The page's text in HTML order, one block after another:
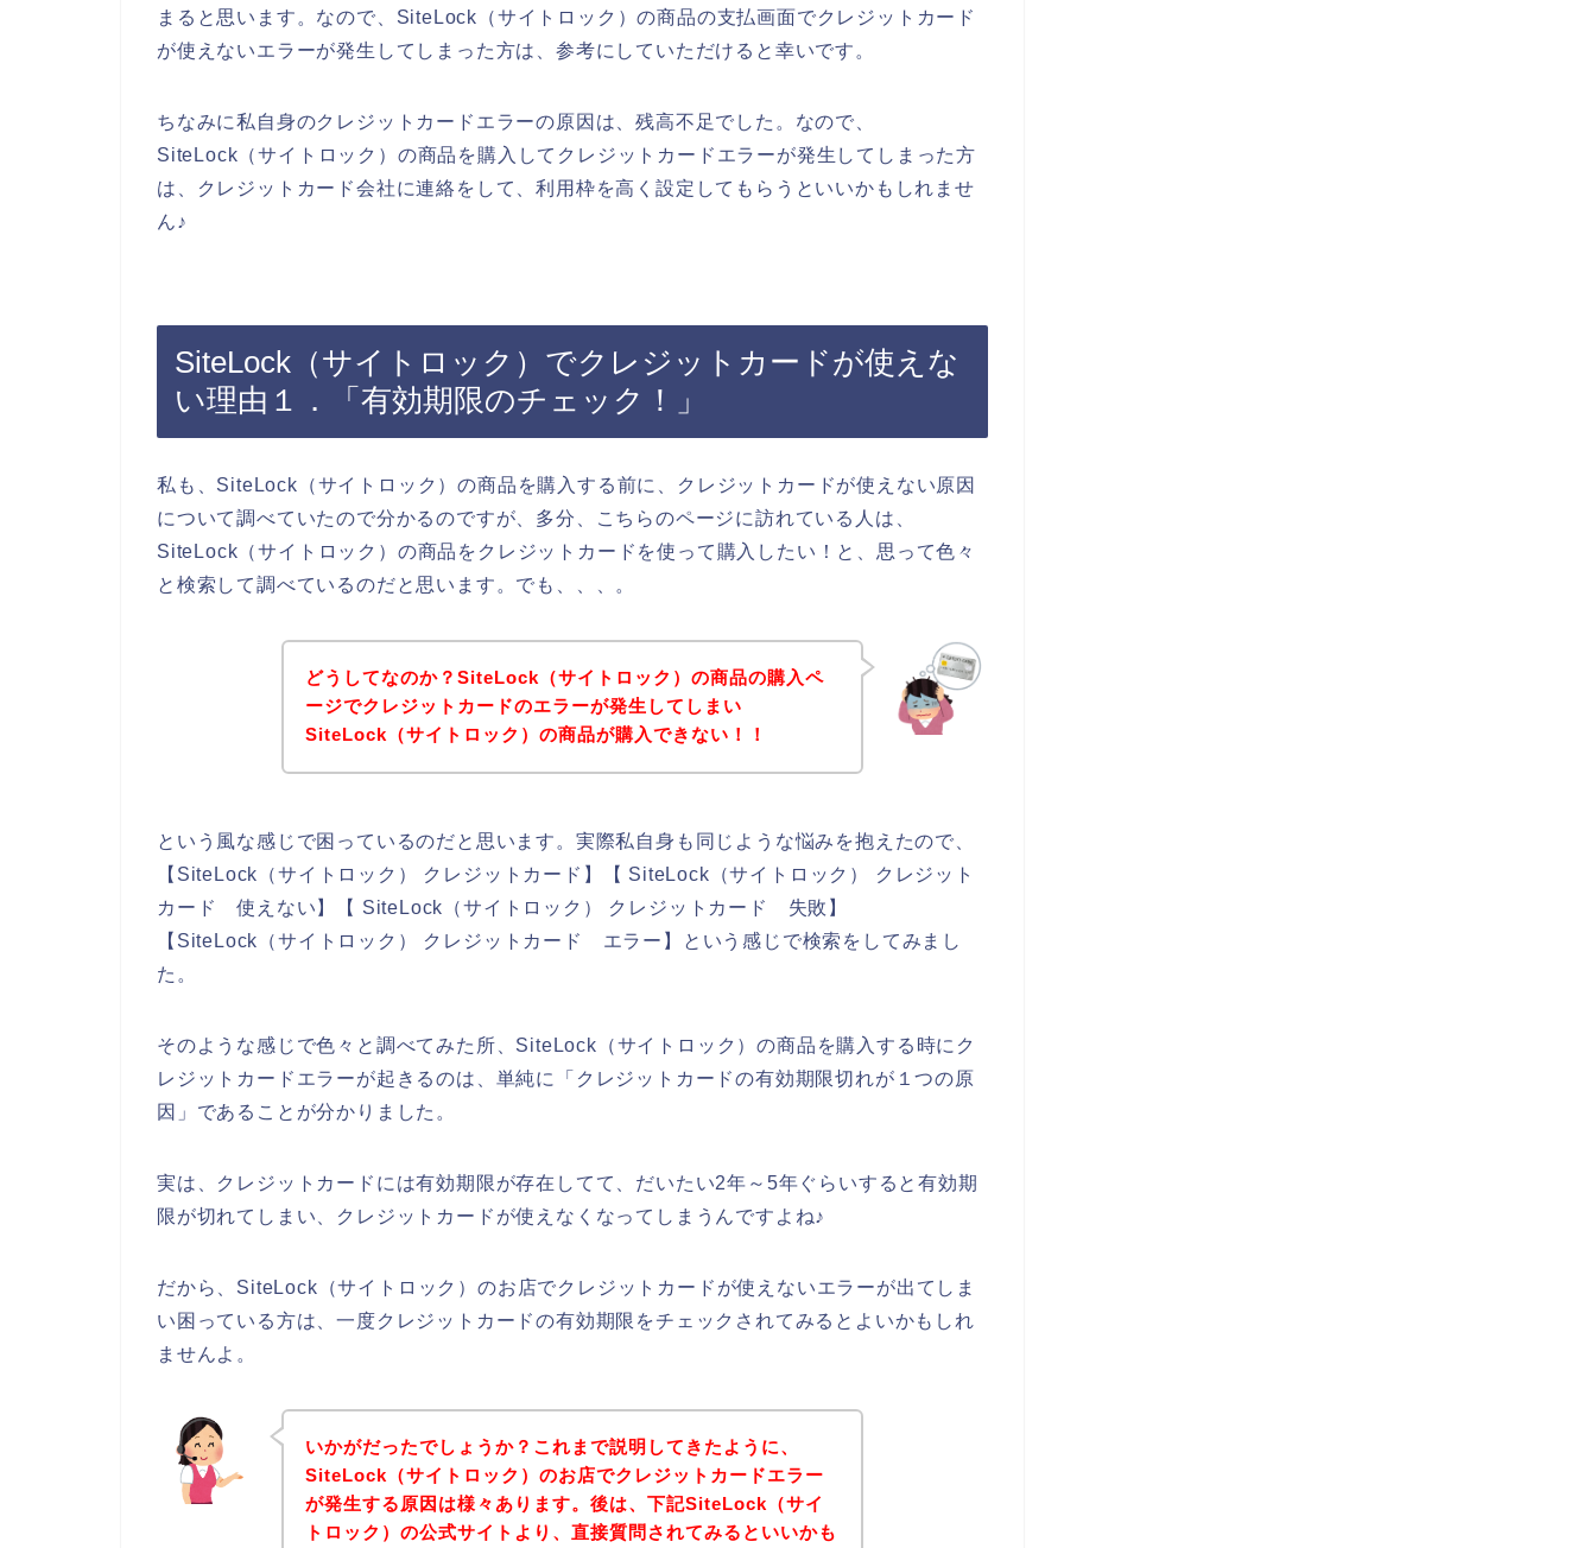
まると思います。なので、SiteLock（サイトロック）の商品の支払画面でクレジットカード
が使えないエラーが発生してしまった方は、参考にしていただけると幸いです。
ちなみに私自身のクレジットカードエラーの原因は、残高不足でした。なので、
SiteLock（サイトロック）の商品を購入してクレジットカードエラーが発生してしまった方
は、クレジットカード会社に連絡をして、利用枠を高く設定してもらうといいかもしれませ
ん♪
SiteLock（サイトロック）でクレジットカードが使えな
い理由１．「有効期限のチェック！」
私も、SiteLock（サイトロック）の商品を購入する前に、クレジットカードが使えない原因
について調べていたので分かるのですが、多分、こちらのページに訪れている人は、
SiteLock（サイトロック）の商品をクレジットカードを使って購入したい！と、思って色々
と検索して調べているのだと思います。でも、、、。
どうしてなのか？SiteLock（サイトロック）の商品の購入ペ
ージでクレジットカードのエラーが発生してしまい
SiteLock（サイトロック）の商品が購入できない！！
という風な感じで困っているのだと思います。実際私自身も同じような悩みを抱えたので、
【SiteLock（サイトロック） クレジットカード】【 SiteLock（サイトロック） クレジット
カード 使えない】【 SiteLock（サイトロック） クレジットカード 失敗】
【SiteLock（サイトロック） クレジットカード エラー】という感じで検索をしてみまし
た。
そのような感じで色々と調べてみた所、SiteLock（サイトロック）の商品を購入する時にク
レジットカードエラーが起きるのは、単純に「クレジットカードの有効期限切れが１つの原
因」であることが分かりました。
実は、クレジットカードには有効期限が存在してて、だいたい2年～5年ぐらいすると有効期
限が切れてしまい、クレジットカードが使えなくなってしまうんですよね♪
だから、SiteLock（サイトロック）のお店でクレジットカードが使えないエラーが出てしま
い困っている方は、一度クレジットカードの有効期限をチェックされてみるとよいかもしれ
ませんよ。
いかがだったでしょうか？これまで説明してきたように、
SiteLock（サイトロック）のお店でクレジットカードエラー
が発生する原因は様々あります。後は、下記SiteLock（サイ
トロック）の公式サイトより、直接質問されてみるといいかも